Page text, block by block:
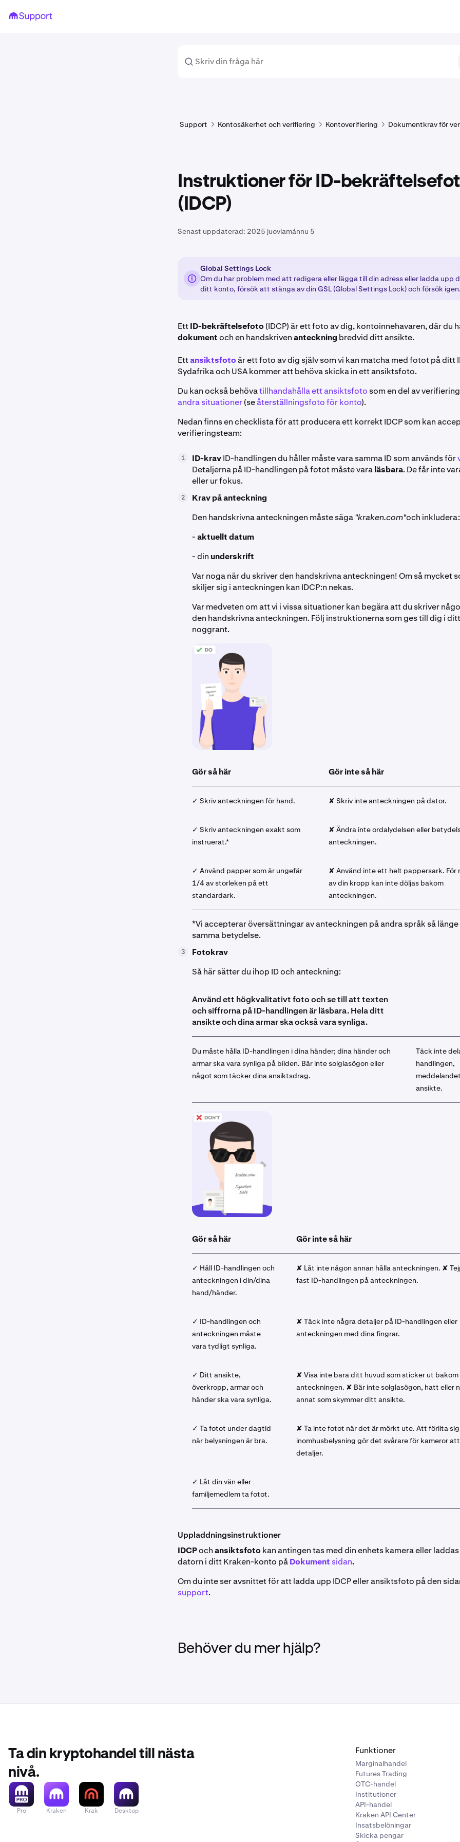
Support Kontosäkerhet och verifiering Kontoverifiering Dokumentkrav för
Instruktioner för ID-
(IDCP)
Senast uppdaterad: 2025 juovlamánnu 5
Global Settings Lock
Om du har problem med att redigera eller lägga till din adress eller ladda upp
ditt konto, försök att stänga av din GSL (Global Settings Lock) och försök igen.
EttID-bekräftelsefoto (IDCP) är ett foto av dig, kontoinnehavaren, där du
dokumentoch en handskrivenanteckning bredvid ditt ansikte.
Ettansiktsfotoär ett foto av dig själv som vi kan matcha med fotot på ditt
Sydafrika och USA kommer att behöva skicka in ett ansiktsfoto.
Du kan också behövatillhandahålla ett ansiktsfoto som en del av
andra situationer(seåterställningsfoto för konto).
Nedan finns en checklista för att producera ett korrekt IDCP som kan
verifieringsteam:
1 ID-kravID-handlingen du håller måste vara samma ID som används för
Detaljerna på ID-handlingen på fotot måste varaläsbara. De får inte
eller ur fokus.
2
Krav på anteckning
Den handskrivna anteckningen måste säga"kraken.com"och inkludera:
-aktuellt datum
- din underskrift
Var noga när du skriver den handskrivna anteckningen! Om så mycket
skiljer sig i anteckningen kan IDCP:n nekas.
Var medveten om att vi i vissa situationer kan begära att du skriver
den handskrivna anteckningen. Följ instruktionerna som ges till dig i
noggrant.
Gör så här Gör inte så här
✓ Skriv anteckningen för hand. ✘ Skriv inte anteckningen på dator.
✓ Skriv anteckningen exakt som
instruerat.*
✘ Ändra inte ordalydelsen eller
anteckningen.
✓ Använd papper som är ungefär
1/4 av storleken på ett
standardark.
✘ Använd inte ett helt pappersark. För
av din kropp kan inte döljas bakom
anteckningen.
*Vi accepterar översättningar av anteckningen på andra språk så
samma betydelse.
3
Fotokrav
Så här sätter du ihop ID och anteckning:
Använd ett högkvalitativt foto och se till att texten
och siffrorna på ID-handlingen är läsbara. Hela ditt
ansikte och dina armar ska också vara synliga.
Du måste hålla ID-handlingen i dina händer; dina händer och
armar ska vara synliga på bilden. Bär inte solglasögon eller
något som täcker dina ansiktsdrag.
Täck inte
handlingen,
ansikte.
Gör så här Gör inte så här
✓ Håll ID-handlingen och
anteckningen i din/dina
hand/händer.
✘ Låt inte någon annan hålla anteckningen. ✘
fast ID-handlingen på anteckningen.
✓ ID-handlingen och
anteckningen måste
vara tydligt synliga.
✘ Täck inte några detaljer på ID-handlingen eller
anteckningen med dina fingrar.
✓ Ditt ansikte,
överkropp, armar och
händer ska vara synliga.
✘ Visa inte bara ditt huvud som sticker ut bakom
anteckningen. ✘ Bär inte solglasögon, hatt eller
annat som skymmer ditt ansikte.
✓ Ta fotot under dagtid
när belysningen är bra.
✘ Ta inte fotot när det är mörkt ute. Att förlita
inomhusbelysning gör det svårare för kameror
detaljer.
✓ Låt din vän eller
familjemedlem ta fotot.
Uppladdningsinstruktioner
IDCPochansiktsfoto kan antingen tas med din enhets kamera eller
datorn i ditt Kraken-konto påDokument sidan.
Om du inte ser avsnittet för att ladda upp IDCP eller ansiktsfoto på den
support.
Behöver du mer hjälp?
Ta din kryptohandel till nästa
nivå.
Pro Kraken Krak Desktop
Funktioner
Marginalhandel
Futures Trading
OTC-handel
Institutioner
API-handel
Kraken API Center
Insatsbelöningar
Skicka pengar